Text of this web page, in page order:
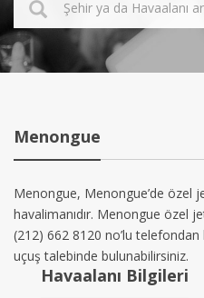
Menongue
Menongue, Menongue’de özel
havalimanıdır. Menongue özel
(212) 662 8120 no’lu
uçuş talebinde bulunabilirsiniz.
Havaalanı Bilgileri